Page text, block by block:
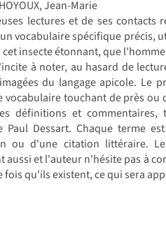
Jean-Marie
lectures et de ses
vocabulaire spécifique précis,
insecte étonnant, que
à noter, au hasard de
du langage apicole. Le
vocabulaire touchant de près
définitions et
Paul Dessart. Chaque terme
ou d'une citation littéraire.
et l'auteur n'hésite pas à
qu'ils existent, ce qui sera